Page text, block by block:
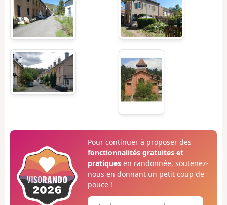
Pour continuer à proposer des
fonctionnalités gratuites et
pratiquesen randonnée, soutenez-
nous en donnant un petit coup de
pouce !